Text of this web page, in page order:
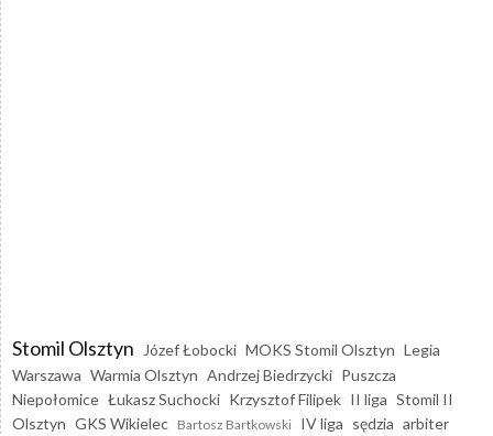
Stomil Olsztyn Józef Łobocki MOKS Stomil Olsztyn Legia
Warszawa Warmia Olsztyn Andrzej Biedrzycki Puszcza
Niepołomice Łukasz Suchocki Krzysztof Filipek II liga Stomil II
Olsztyn GKS Wikielec Bartosz Bartkowski IV liga sędzia arbiter